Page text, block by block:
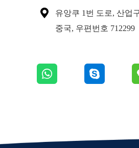

유앙쿠 1번 도로, 산업
중국, 우편번호 712299